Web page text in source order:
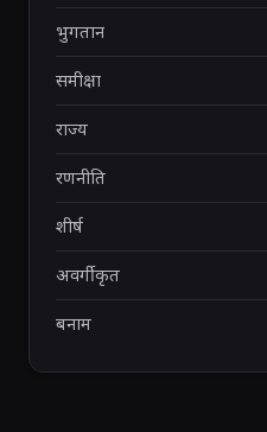
भुगतान
समीक्षा
राज्य
रणनीति
शीर्ष
अवर्गीकृत
बनाम